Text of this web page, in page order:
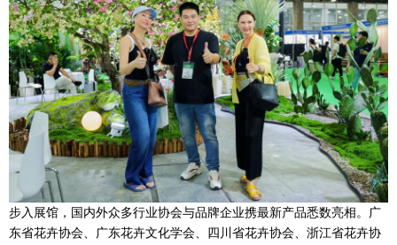
步入展馆，国内外众多行业协会与品牌企业携最新产品悉数亮相。广
东省花卉协会、广东花卉文化学会、四川省花卉协会、浙江省花卉协